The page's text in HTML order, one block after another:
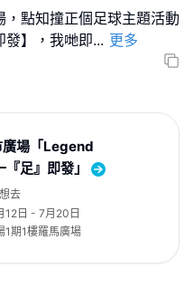
點知撞正個足球主題活動
發】，我哋即... 更多
廣場「Legend
足』即發」
去
12日 - 7月20日
1期1樓羅馬廣場